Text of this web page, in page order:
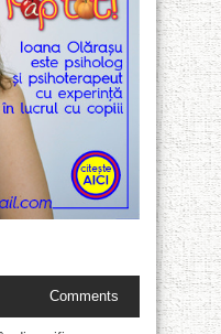
Comments